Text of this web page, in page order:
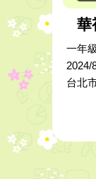
華
一年
2024/
台北